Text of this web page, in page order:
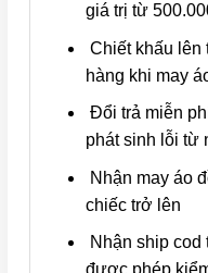
giá trị từ
Chiết khấu
hàng khi may
Đổi trả miễn
phát sinh lỗi từ
Nhận may áo
chiếc trở lên
Nhận ship cod